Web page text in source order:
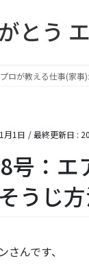
とう
プロが教える仕事(家
月1日 / 最終更新日 :
号：エ
うじ
さんです、